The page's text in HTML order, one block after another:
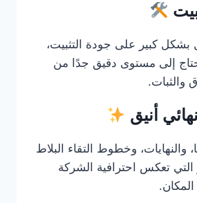
بشكل كبير على جودة التثبيت،
إلى مستوى دقيق جدًا من
والثبات.
والنهايات، وخطوط التقاء البلاط
تعكس احترافية الشركة